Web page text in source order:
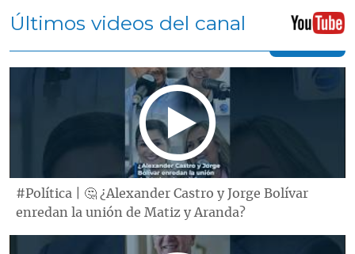
Últimos videos del canal
#Política | 🤔 ¿Alexander Castro y Jorge Bolívar
enredan la unión de Matiz y Aranda?